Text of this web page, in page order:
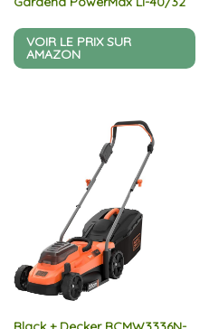
VOIR LE PRIX SUR
AMAZON